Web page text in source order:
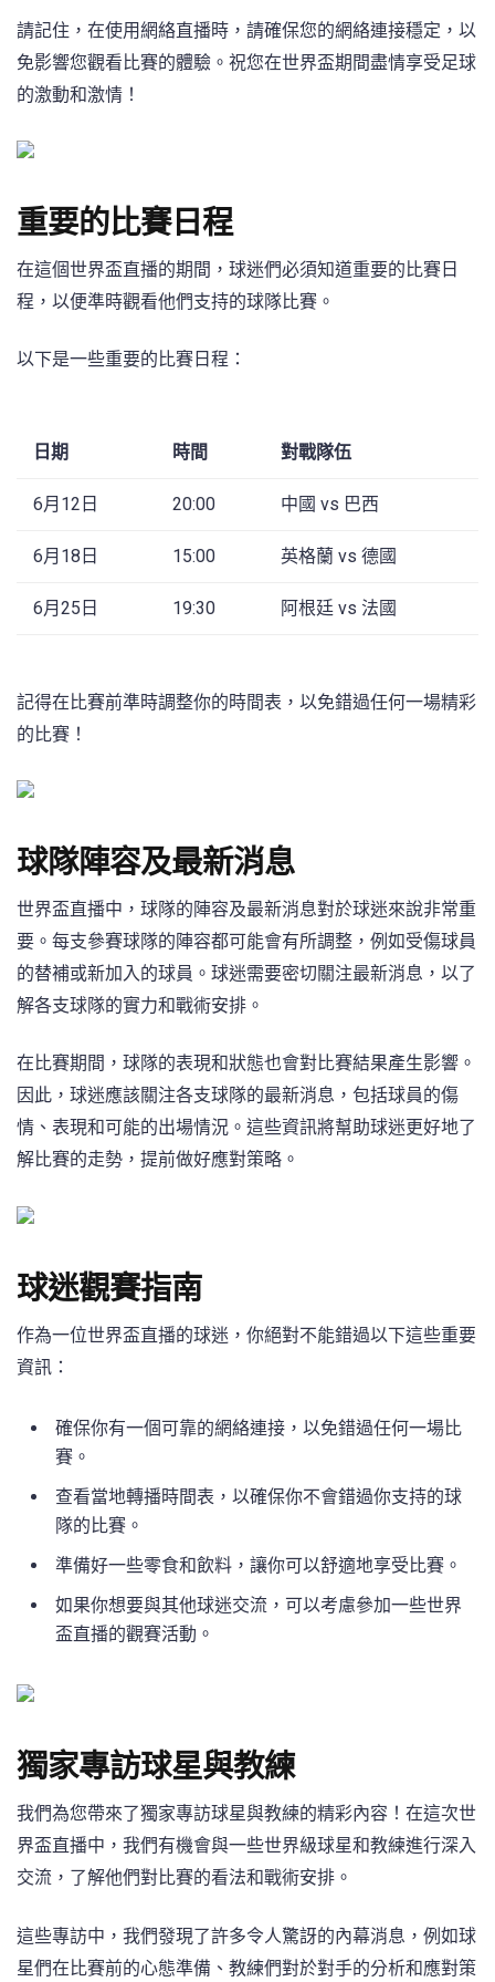
請記住，在使用網絡直播時，請確保您的網絡連接穩定，以
免影響您觀看比賽的體驗。祝您在世界盃期間盡情享受足球
的激動和激情！
重要的比賽日程
在這個世界盃直播的期間，球迷們必須知道重要的比賽日
程，以便準時觀看他們支持的球隊比賽。
以下是一些重要的比賽日程：
日期 時間 對戰隊伍
6月12日 20:00 中國 vs 巴西
6月18日 15:00 英格蘭 vs 德國
6月25日 19:30 阿根廷 vs 法國
記得在比賽前準時調整你的時間表，以免錯過任何一場精彩
的比賽！
球隊陣容及最新消息
世界盃直播中，球隊的陣容及最新消息對於球迷來說非常重
要。每支參賽球隊的陣容都可能會有所調整，例如受傷球員
的替補或新加入的球員。球迷需要密切關注最新消息，以了
解各支球隊的實力和戰術安排。
在比賽期間，球隊的表現和狀態也會對比賽結果產生影響。
因此，球迷應該關注各支球隊的最新消息，包括球員的傷
情、表現和可能的出場情況。這些資訊將幫助球迷更好地了
解比賽的走勢，提前做好應對策略。
球迷觀賽指南
作為一位世界盃直播的球迷，你絕對不能錯過以下這些重要
資訊：
確保你有一個可靠的網絡連接，以免錯過任何一場比
賽。
查看當地轉播時間表，以確保你不會錯過你支持的球
隊的比賽。
準備好一些零食和飲料，讓你可以舒適地享受比賽。
如果你想要與其他球迷交流，可以考慮參加一些世界
盃直播的觀賽活動。
獨家專訪球星與教練
我們為您帶來了獨家專訪球星與教練的精彩內容！在這次世
界盃直播中，我們有機會與一些世界級球星和教練進行深入
交流，了解他們對比賽的看法和戰術安排。
這些專訪中，我們發現了許多令人驚訝的內幕消息，例如球
星們在比賽前的心態準備、教練們對於對手的分析和應對策